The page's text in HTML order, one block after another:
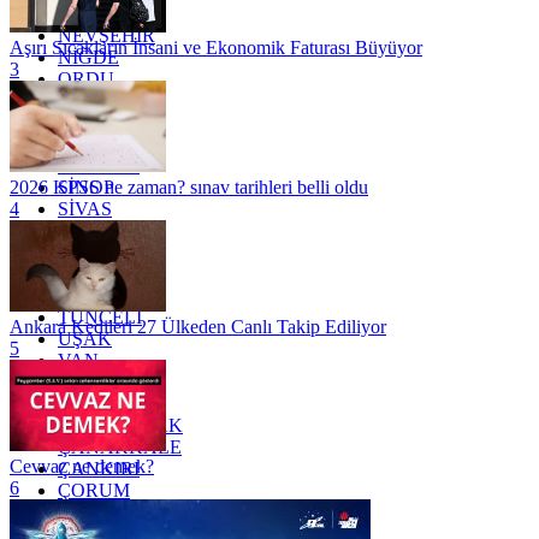
MUŞ
NEVŞEHİR
NİĞDE
ORDU
OSMANİYE
RİZE
SAKARYA
SAMSUN
SİNOP
SİVAS
SİİRT
TEKİRDAĞ
TOKAT
TRABZON
TUNCELİ
UŞAK
VAN
YALOVA
YOZGAT
ZONGULDAK
ÇANAKKALE
ÇANKIRI
ÇORUM
İSTANBUL
İZMİR
Aşırı Sıcakların İnsani ve Ekonomik Faturası Büyüyor
3
2026 KPSS ne zaman? sınav tarihleri belli oldu
4
Ankara Kedileri 27 Ülkeden Canlı Takip Ediliyor
5
Cevvaz ne demek?
6